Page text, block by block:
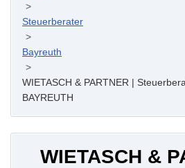
>
Steuerberater
>
Bayreuth
>
WIETASCH & PARTNER |
BAYREUTH
WIETASCH &